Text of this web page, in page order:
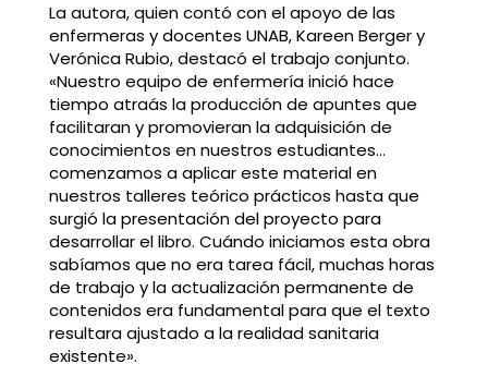
La autora, quien contó con el apoyo de las
enfermeras y docentes UNAB, Kareen Berger y
Verónica Rubio, destacó el trabajo conjunto.
«Nuestro equipo de enfermería inició hace
tiempo atraás la producción de apuntes que
facilitaran y promovieran la adquisición de
conocimientos en nuestros estudiantes…
comenzamos a aplicar este material en
nuestros talleres teórico prácticos hasta que
surgió la presentación del proyecto para
desarrollar el libro. Cuándo iniciamos esta obra
sabíamos que no era tarea fácil, muchas horas
de trabajo y la actualización permanente de
contenidos era fundamental para que el texto
resultara ajustado a la realidad sanitaria
existente».